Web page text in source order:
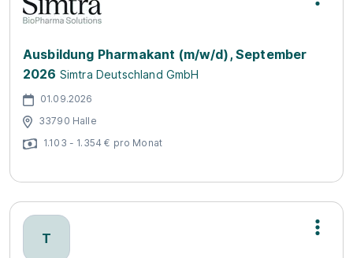
Ausbildung Pharmakant (m/w/d), September
2026 Simtra Deutschland GmbH
01.09.2026
33790 Halle
1.103 - 1.354 € pro Monat
T